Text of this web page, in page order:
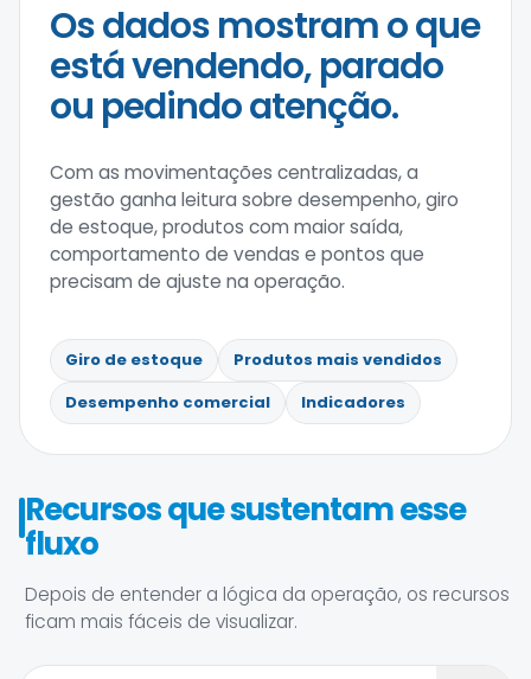
Os dados mostram o que
está vendendo, parado
ou pedindo atenção.
Com as movimentações centralizadas, a
gestão ganha leitura sobre desempenho, giro
de estoque, produtos com maior saída,
comportamento de vendas e pontos que
precisam de ajuste na operação.
Giro de estoque
Produtos mais vendidos
Desempenho comercial
Indicadores
Recursos que sustentam esse
fluxo
Depois de entender a lógica da operação, os recursos
ficam mais fáceis de visualizar.